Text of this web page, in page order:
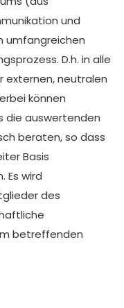
und
umfangreichen
D.h. in alle
externen, neutralen
können
die auswertenden
beraten, so dass
Basis
wird
des
betreffenden